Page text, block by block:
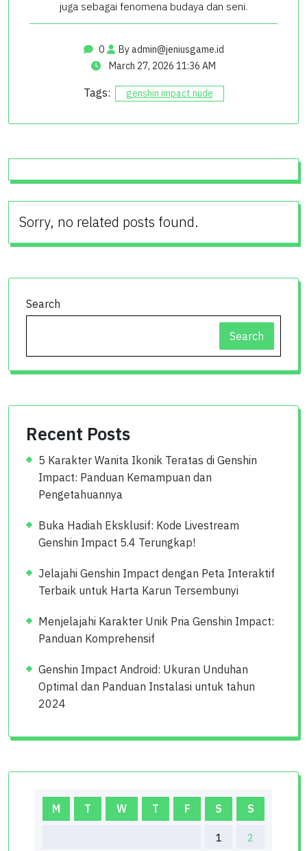
juga sebagai fenomena budaya dan seni.
0 Byadmin@jeniusgame.id
March 27, 2026 11:36 AM
Tags: genshin impact nude
Sorry, no related posts found.
Search
Search
Recent Posts
5 Karakter Wanita Ikonik Teratas di Genshin
Impact: Panduan Kemampuan dan
Pengetahuannya
Buka Hadiah Eksklusif: Kode Livestream
Genshin Impact 5.4 Terungkap!
Jelajahi Genshin Impact dengan Peta Interaktif
Terbaik untuk Harta Karun Tersembunyi
Menjelajahi Karakter Unik Pria Genshin Impact:
Panduan Komprehensif
Genshin Impact Android: Ukuran Unduhan
Optimal dan Panduan Instalasi untuk tahun
2024
M T W T F S S
1
2